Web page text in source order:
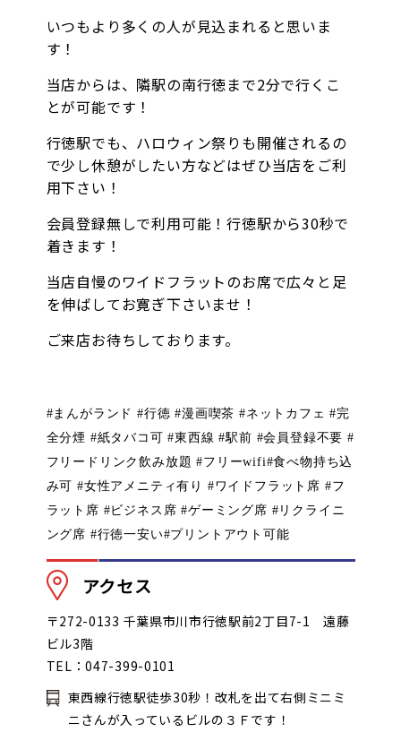
いつもより多くの人が見込まれると思いま
す！
当店からは、隣駅の南行徳まで2分で行くこ
とが可能です！
行徳駅でも、ハロウィン祭りも開催されるの
で少し休憩がしたい方などはぜひ当店をご利
用下さい！
会員登録無しで利用可能！行徳駅から30秒で
着きます！
当店自慢のワイドフラットのお席で広々と足
を伸ばしてお寛ぎ下さいませ！
ご来店お待ちしております。
#まんがランド #行徳#漫画喫茶 #ネットカフェ#完
全分煙 #紙タバコ可#東西線#駅前 #会員登録不要 #
フリードリンク飲み放題#フリーwifi#食べ物持ち込
み可 #女性アメニティ有り #ワイドフラット席 #フ
ラット席 #ビジネス席#ゲーミング席 # リクライニ
ング席 #行徳一安い#プリントアウト可能
アクセス
〒272-0133 千葉県市川市行徳駅前2丁目7-1 遠藤
ビル3階
TEL：047-399-0101
東西線行徳駅徒歩30秒！改札を出て右側ミニミ
ニさんが入っているビルの３Ｆです！